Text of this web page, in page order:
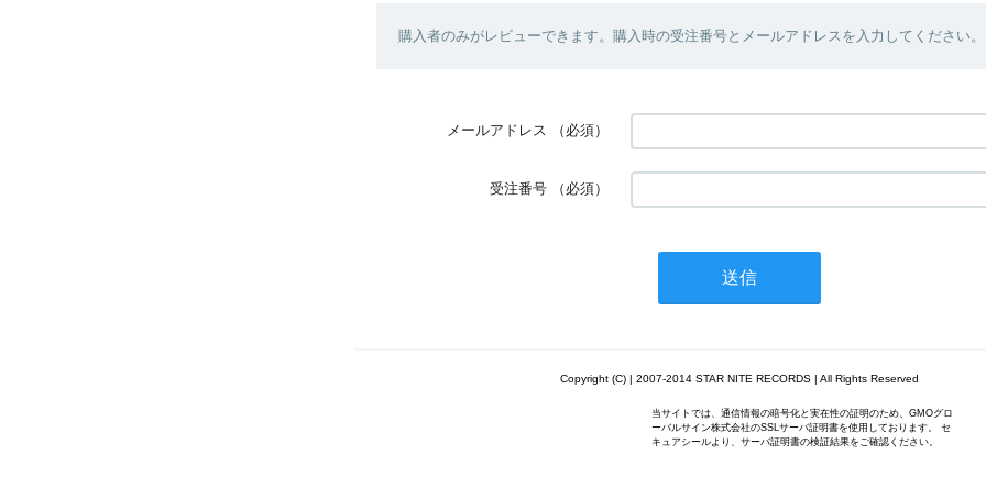
購入者のみがレビューできます。購入時の受注番号とメールアドレスを入力してください。
メールアドレス （必須）
受注番号 （必須）
Copyright (C) | 2007-2014 STAR NITE RECORDS | All Rights Reserved
当サイトでは、通信情報の暗号化と実在性の証明のため、GMOグロ
ーバルサイン株式会社のSSLサーバ証明書を使用しております。 セ
キュアシールより、サーバ証明書の検証結果をご確認ください。